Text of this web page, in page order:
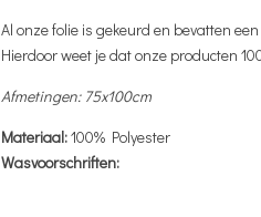
Al onze folie is gekeurd en bevatten
Hierdoor weet je dat onze producten
Afmetingen: 75x100cm
Materiaal:100% Polyester
Wasvoorschriften: